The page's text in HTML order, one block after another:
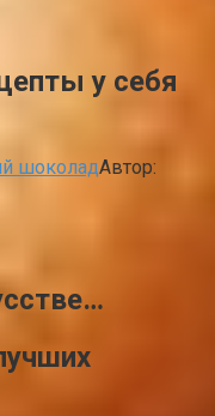
у себя
шоколадАвтор: